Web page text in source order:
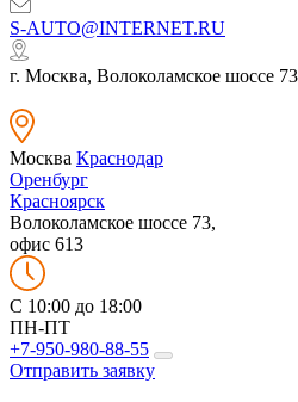
S-AUTO@INTERNET.RU
г. Москва, Волоколамское шоссе
Москва Краснодар
Оренбург
Красноярск
Волоколамское шоссе 73,
офис 613
C 10:00 до 18:00
ПН-ПТ
+7-950-980-88-55
Отправить заявку